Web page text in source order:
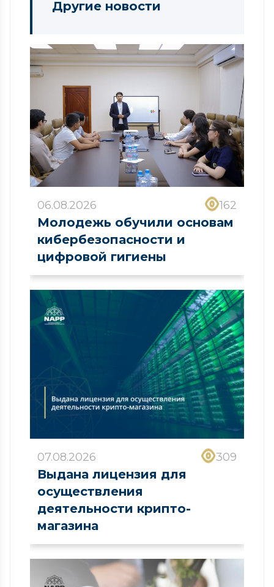
Другие новости
06.08.2026 162
Молодежь обучили основам
кибербезопасности и
цифровой гигиены
07.08.2026 309
Выдана лицензия для
осуществления
деятельности крипто-
магазина